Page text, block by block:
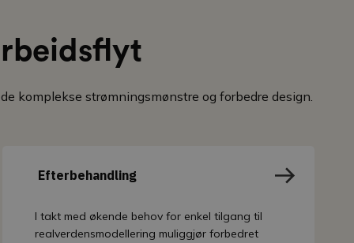
komplekse strømningsmønstre og forbedre design.
Efterbehandling
I takt med økende behov for enkel tilgang til
realverdensmodellering muliggjør forbedret